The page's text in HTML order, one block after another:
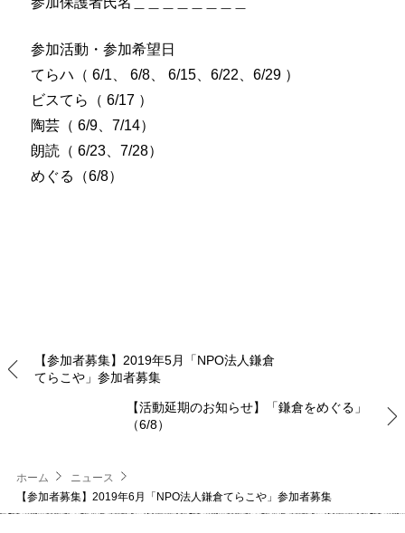
参加活動・参加希望日
てらハ（ 6/1、 6/8、 6/15、6/22、6/29 ）
ビスてら（ 6/17 ）
陶芸（ 6/9、7/14）
朗読（ 6/23、7/28）
めぐる（6/8）
【参加者募集】2019年5月「NPO法人鎌倉
てらこや」参加者募集
【活動延期のお知らせ】「鎌倉をめぐる」
（6/8）
ホーム
ニュース
【参加者募集】2019年6月「NPO法人鎌倉てらこや」参加者募集